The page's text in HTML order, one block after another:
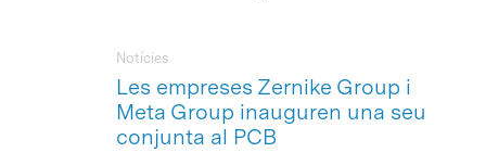
Les empreses Zernike Group i
Meta Group inauguren una seu
conjunta al PCB
Notícies